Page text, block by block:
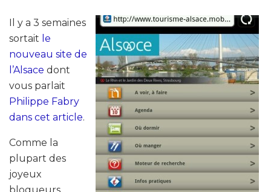
Il y a 3 semaines
sortait le
nouveau site de
l’Alsace dont
vous parlait
Philippe Fabry
dans cet article.
Comme la
plupart des
joyeux